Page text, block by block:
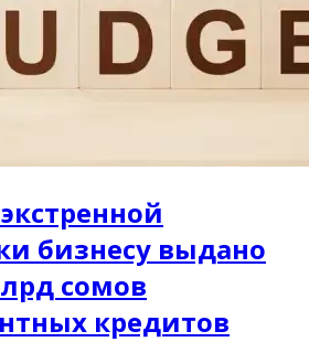
бизнесу выдано
сомов
кредитов